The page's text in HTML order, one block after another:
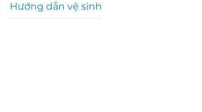
Hướng dẫn vệ sinh